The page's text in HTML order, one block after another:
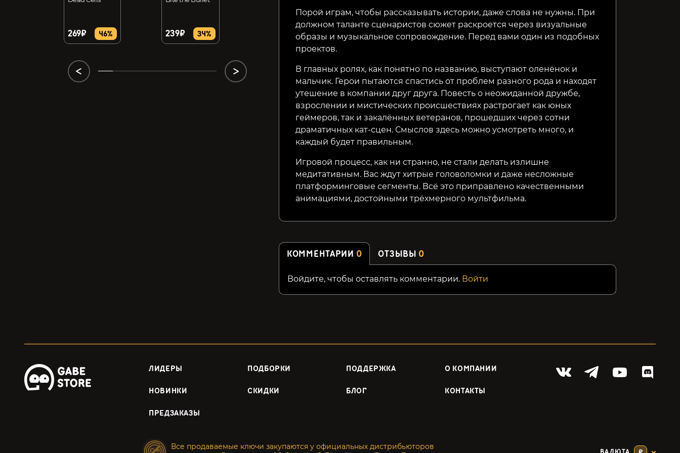
269₽ 46% 239₽ 34% 41%
Edition
99₽ 82% 399₽ 8% 699₽
Порой играм, чтобы рассказывать истории, даже слова не нужны. При
должном таланте сценаристов сюжет раскроется через визуальные
образы и музыкальное сопровождение. Перед вами один из подобных
проектов.
В главных ролях, как понятно по названию, выступают оленёнок и
мальчик. Герои пытаются спастись от проблем разного рода и находят
утешение в компании друг друга. Повесть о неожиданной дружбе,
взрослении и мистических происшествиях растрогает как юных
геймеров, так и закалённых ветеранов, прошедших через сотни
драматичных кат-сцен. Смыслов здесь можно усмотреть много, и
каждый будет правильным.
Игровой процесс, как ни странно, не стали делать излишне
медитативным. Вас ждут хитрые головоломки и даже несложные
платформинговые сегменты. Всё это приправлено качественными
анимациями, достойными трёхмерного мультфильма.
КОММЕНТАРИИ 0 ОТЗЫВЫ 0
Войдите, чтобы оставлять комментарии. Войти
ЛИДЕРЫ ПОДБОРКИ ПОДДЕРЖКА О КОМПАНИИ
НОВИНКИ СКИДКИ БЛОГ КОНТАКТЫ
ПРЕДЗАКАЗЫ
Все продаваемые ключи закупаются у официальных дистрибьюторов